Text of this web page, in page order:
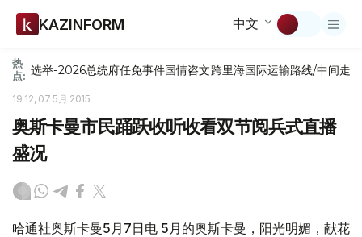
KAZINFORM 中文
热
点: 选举-2026总统府任免事件国情咨文跨里海国际运输路线/中间走廊
19:12, 07 5月 2015
奥斯卡曼市民踊跃收听收看双节阅兵式直播
盛况
哈通社奥斯卡曼5月7日电 5月的奥斯卡曼，阳光明媚，献花